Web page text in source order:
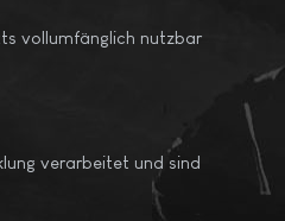
vollumfänglich nutzbar
verarbeitet und sind